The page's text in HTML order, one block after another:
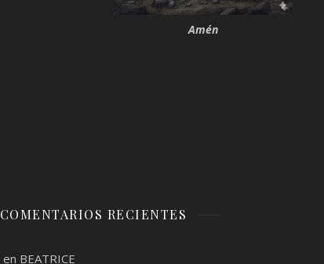
Amén
COMENTARIOS RECIENTES
en BEATRICE